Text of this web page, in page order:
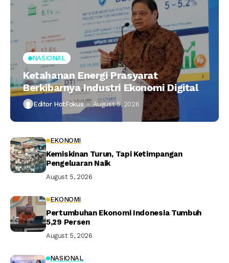
NASIONAL
Ketahanan Energi Prasyarat
Berkibarnya Industri Ekonomi Digital
Editor HotFokus August 5, 2026
EKONOMI
Kemiskinan Turun, Tapi Ketimpangan
Pengeluaran Naik
August 5, 2026
EKONOMI
Pertumbuhan Ekonomi Indonesia Tumbuh
5,29 Persen
August 5, 2026
NASIONAL